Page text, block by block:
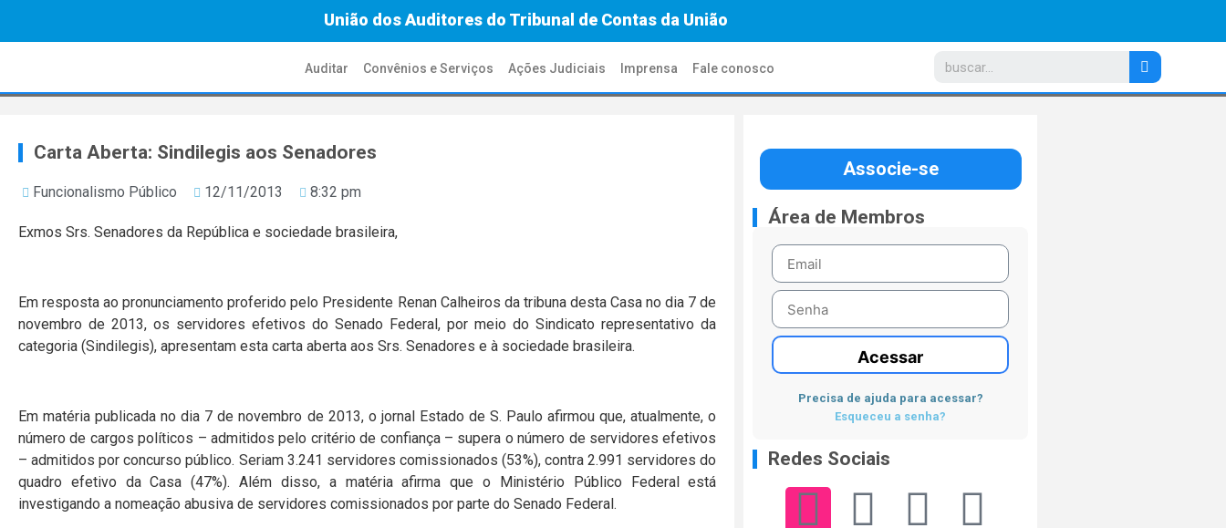
União dos Auditores do Tribunal de Contas da União
Auditar Convênios e Serviços Ações Judiciais Imprensa Fale conosco
Carta Aberta: Sindilegis aos Senadores
Funcionalismo Público 12/11/2013 8:32 pm
Exmos Srs. Senadores da República e sociedade brasileira,
Em resposta ao pronunciamento proferido pelo Presidente Renan Calheiros da tribuna desta Casa no dia 7 de
novembro de 2013, os servidores efetivos do Senado Federal, por meio do Sindicato representativo da
categoria (Sindilegis), apresentam esta carta aberta aos Srs. Senadores e à sociedade brasileira.
Em matéria publicada no dia 7 de novembro de 2013, o jornal Estado de S. Paulo afirmou que, atualmente, o
número de cargos políticos – admitidos pelo critério de confiança – supera o número de servidores efetivos
– admitidos por concurso público. Seriam 3.241 servidores comissionados (53%), contra 2.991 servidores do
quadro efetivo da Casa (47%). Além disso, a matéria afirma que o Ministério Público Federal está
investigando a nomeação abusiva de servidores comissionados por parte do Senado Federal.
Associe-se
Área de Membros
Acessar
Precisa de ajuda para acessar?
Esqueceu a senha?
Redes Sociais